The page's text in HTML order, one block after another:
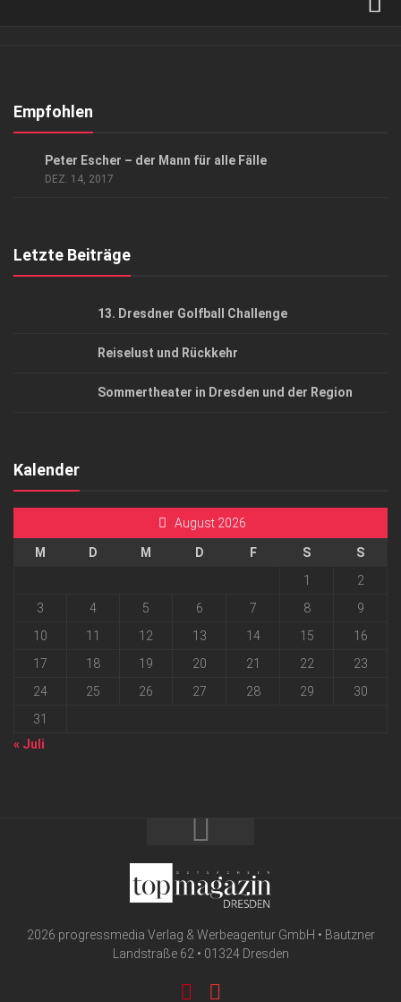
Kontakt, Impressum
Empfohlen
Peter Escher – der Mann für alle Fälle
DEZ. 14, 2017
Letzte Beiträge
13. Dresdner Golfball Challenge
Reiselust und Rückkehr
Sommertheater in Dresden und der Region
Kalender
August 2026
M D M D F S
S
1
2
3
4 5 6 7 8
9
10
11 12 13 14 15
16
17
18 19 20 21 22
23
24
25 26 27 28 29
30
31
« Juli
2026 progressmedia Verlag & Werbeagentur GmbH • Bautzner
Landstraße 62 • 01324 Dresden